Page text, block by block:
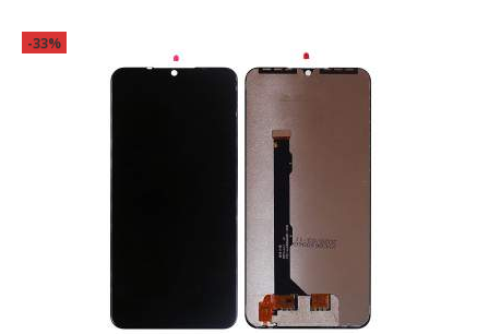
-33%